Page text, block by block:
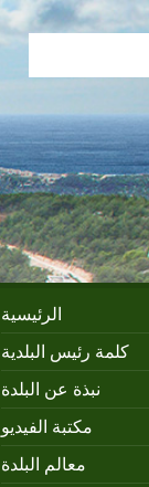
الرئيسية
كلمة رئيس البلدية
نبذة عن البلدة
مكتبة الفيديو
معالم البلدة